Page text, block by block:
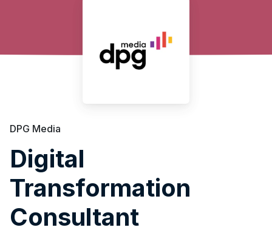
DPG Media
Digital
Transformation
Consultant